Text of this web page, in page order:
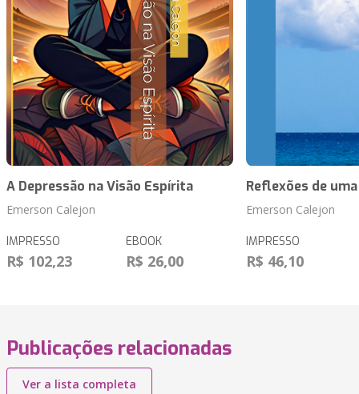
A Depressão na Visão Espírita
Emerson Calejon
IMPRESSO
R$ 102,23
EBOOK
R$ 26,00
Reflexões de
Emerson Calejon
IMPRESSO
R$ 46,10
Publicações relacionadas
Ver a lista completa